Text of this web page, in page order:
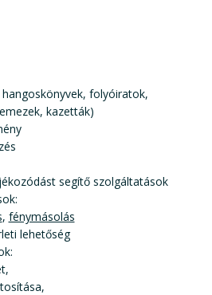
folyóiratok,
kazetták)
segítő szolgáltatások
, fénymásolás
lehetőség